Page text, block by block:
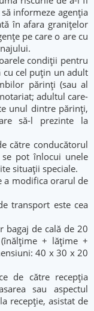
informeze agenţia
în afara graniţelor
pe care o are cu
condiţii pentru
cu cel puţin un adult
părinţi (sau al
adultul care-
unul dintre părinţi,
să-l prezinte la
către conducătorul
pot înlocui unele
situaţii speciale.
a modifica orarul de
transport este cea
bagaj de cală de 20
+ lăţime +
40 x 30 x 20
de către recepția
sau aspectul
recepție, asistat de